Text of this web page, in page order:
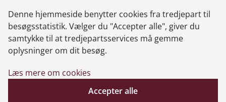
Genveje
Gå til virksomhedsregisteret
Gå til selskabsmeddelelser
Denne hjemmeside benytter cookies fra tredjepart til
besøgsstatistik. Vælger du "Accepter alle", giver du
samtykke til at tredjepartsservices må gemme
oplysninger om dit besøg.
Læs mere om cookies
Accepter alle